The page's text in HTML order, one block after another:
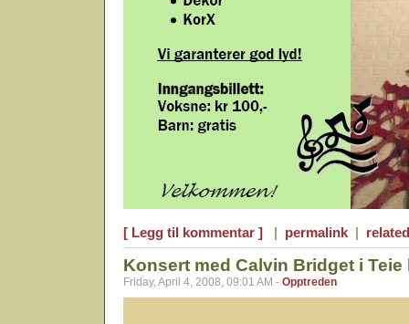
[ Legg til kommentar ] | permalink |
Konsert med Calvin Bridget i Teie
Friday, April 4, 2008, 09:01 AM - Opptreden